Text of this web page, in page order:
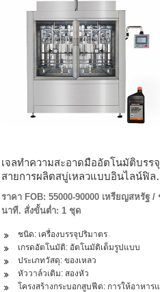
เจลทำความสะอาดมืออัตโนมัติบรรจุ
สายการผลิตสบู่เหลวแบบอินไลน์ฟิล
เลอร์ Capper เครื่องติดฉลาก
ราคา FOB: 55000-90000 เหรียญสหรัฐ /
นาที. สั่งขั้นต่ำ: 1 ชุด
ชนิด: เครื่องบรรจุปริมาตร
เกรดอัตโนมัติ: อัตโนมัติเต็มรูปแบบ
ประเภทวัสดุ: ของเหลว
หัววาล์วเติม: สองหัว
โครงสร้างกระบอกสูบฟีด: การให้อาหาร